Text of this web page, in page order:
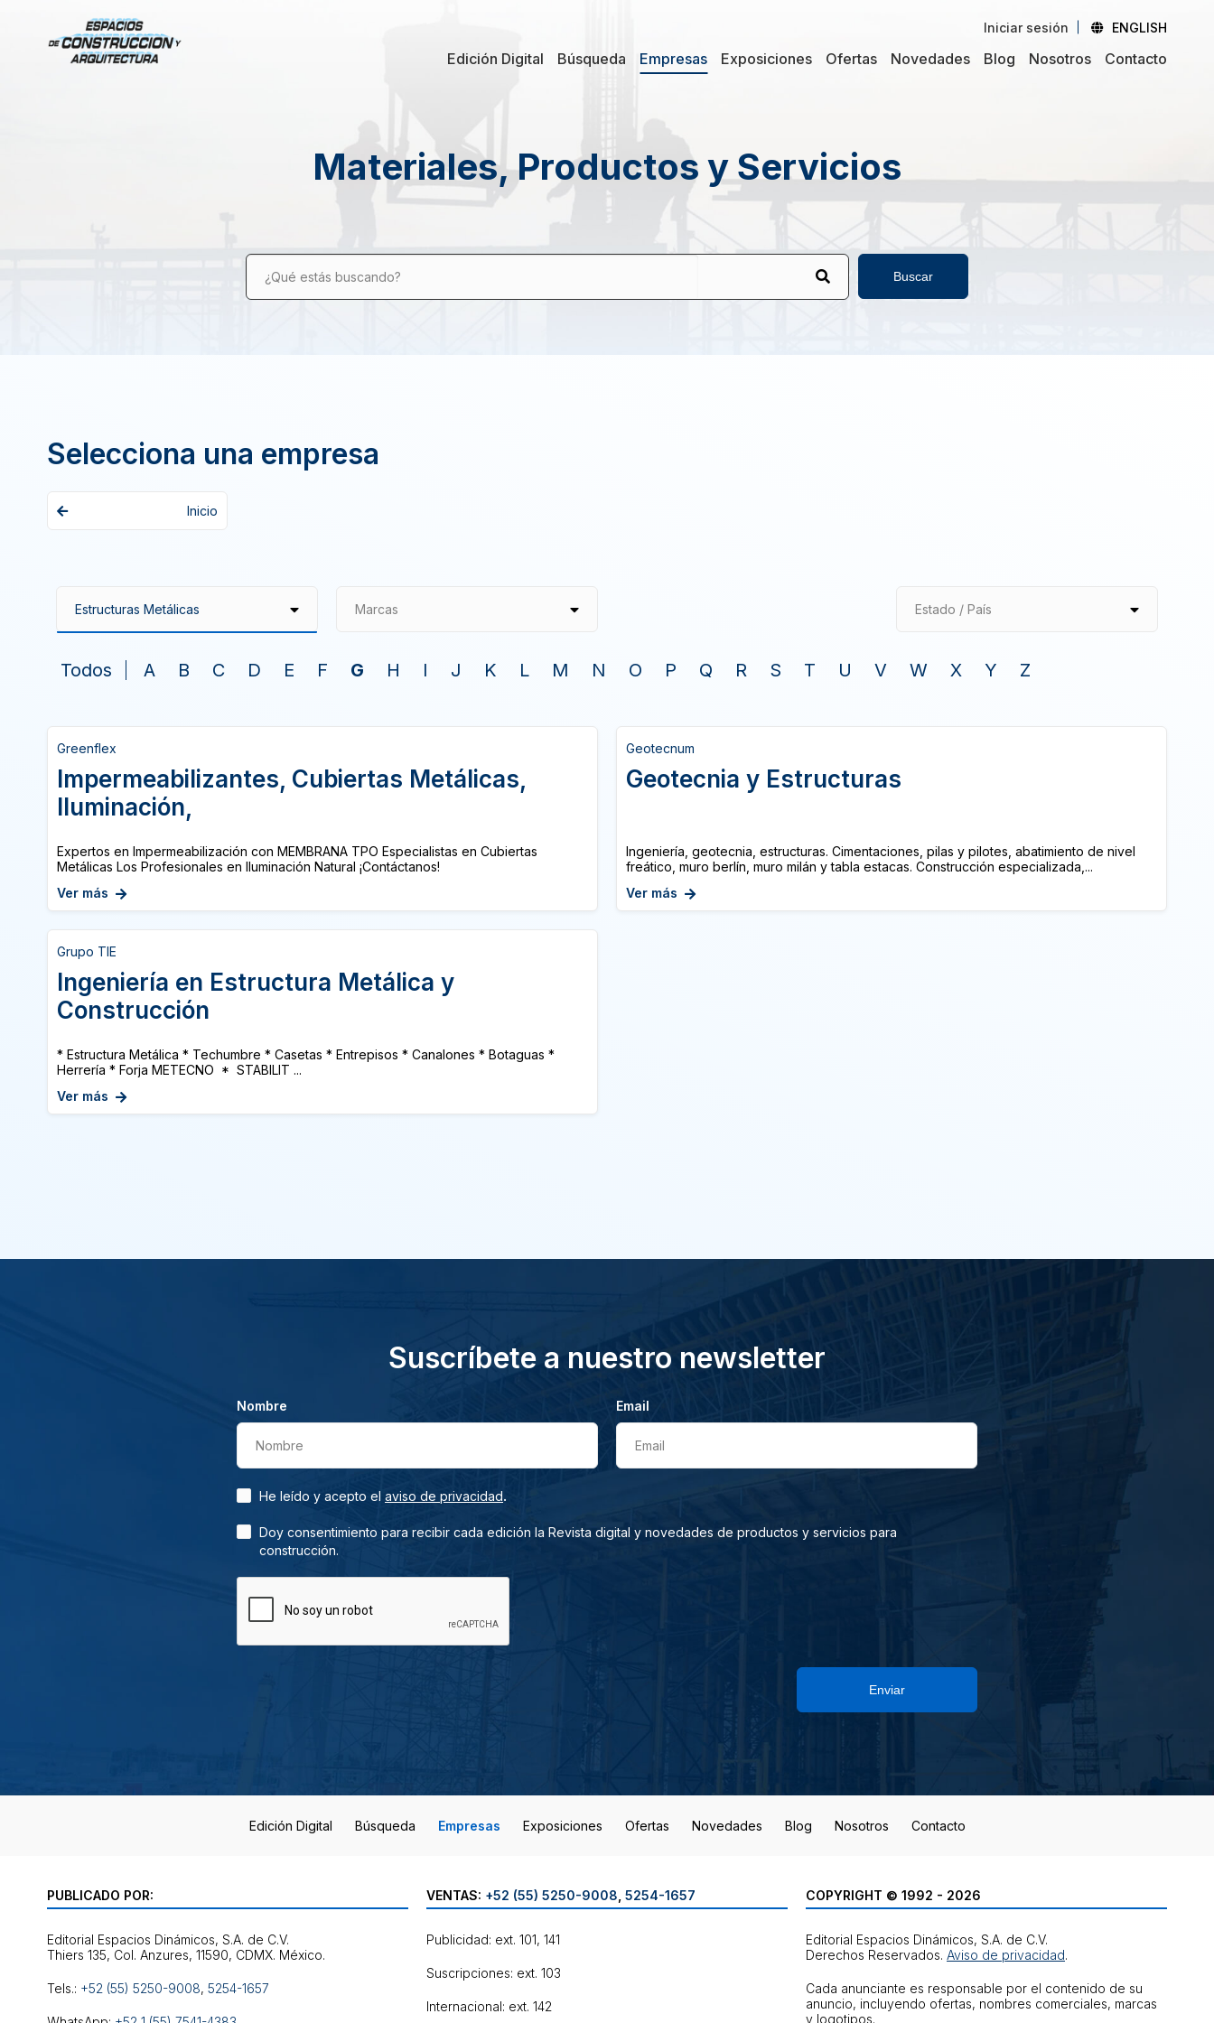
Iniciar sesión ENGLISH
Edición Digital Búsqueda Empresas Exposiciones Ofertas Novedades Blog Nosotros Contacto
Materiales, Productos y Servicios
¿Qué estás buscando? Buscar
Selecciona una empresa
Inicio
Marcas Estado / País
Todos A B C D E F G H I J K L M N O P Q R S T U V W X Y Z
Greenflex
Impermeabilizantes, Cubiertas Metálicas,
Iluminación,
Expertos en Impermeabilización con MEMBRANA TPO Especialistas en Cubiertas
Metálicas Los Profesionales en Iluminación Natural ¡Contáctanos!
Ver más
Geotecnum
Geotecnia y Estructuras
Ingeniería, geotecnia, estructuras. Cimentaciones, pilas y pilotes, abatimiento de nivel
freático, muro berlín, muro milán y tabla estacas. Construcción especializada,...
Ver más
Grupo TIE
Ingeniería en Estructura Metálica y
Construcción
* Estructura Metálica * Techumbre * Casetas * Entrepisos * Canalones * Botaguas *
Herrería * Forja METECNO * STABILIT ...
Ver más
Suscríbete a nuestro newsletter
Nombre
Nombre
Email
Email
He leído y acepto el aviso de privacidad.
Doy consentimiento para recibir cada edición la Revista digital y novedades de productos y servicios para
construcción.
Enviar
Edición Digital Búsqueda Empresas Exposiciones Ofertas Novedades Blog Nosotros Contacto
PUBLICADO POR:
Editorial Espacios Dinámicos, S.A. de C.V.
Tels.: +52 (55) 5250-9008, 5254-1657
VENTAS: +52 (55) 5250-9008 5254-1657
Publicidad: ext. 101, 141
Suscripciones: ext. 103
Internacional: ext. 142
COPYRIGHT © 1992 - 2026
Editorial Espacios Dinámicos, S.A. de C.V.
Derechos Reservados. Aviso de privacidad.
Cada anunciante es responsable por el contenido de su
anuncio, incluyendo ofertas, nombres comerciales, marcas
y logotipos.